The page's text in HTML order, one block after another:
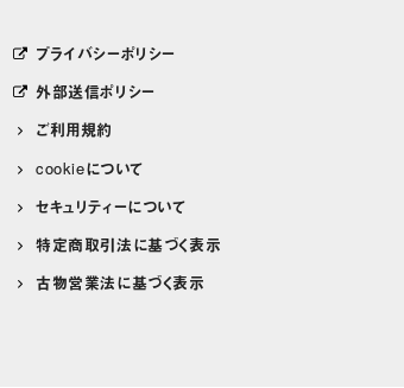
プライバシーポリシー
外部送信ポリシー
ご利用規約
cookieについて
セキュリティーについて
特定商取引法に基づく表示
古物営業法に基づく表示